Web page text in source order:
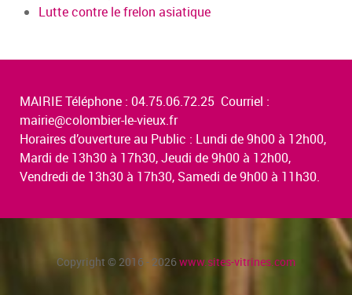
Lutte contre le frelon asiatique
MAIRIE Téléphone : 04.75.06.72.25 Courriel :
mairie@colombier-le-vieux.fr
Horaires d’ouverture au Public : Lundi de 9h00 à 12h00,
Mardi de 13h30 à 17h30, Jeudi de 9h00 à 12h00,
Vendredi de 13h30 à 17h30, Samedi de 9h00 à 11h30.
Copyright © 2016 - 2026www.sites-vitrines.com